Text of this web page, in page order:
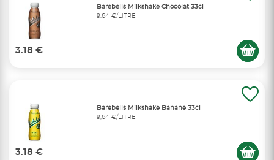
Barebells Milkshake Chocolat 33cl
9,64 €/LITRE
3.18 €
Barebells Milkshake Banane 33cl
9,64 €/LITRE
3.18 €